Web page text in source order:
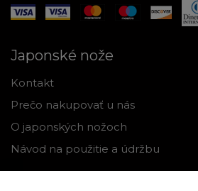
Japonské nože
Kontakt
Prečo nakupovať u nás
O japonských nožoch
Návod na použitie a údržbu